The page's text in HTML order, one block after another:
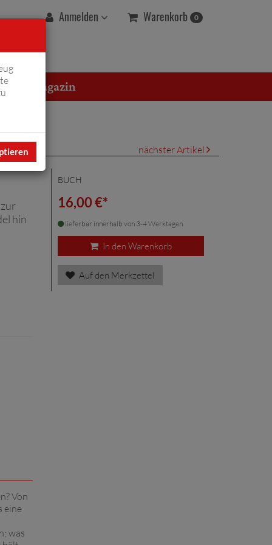
Anmelden Warenkorb 0
Magazin
nächster Artikel
hin
BUCH
16,00 €*
lieferbar innerhalb von 3-4 Werktagen
In den Warenkorb
Auf den Merkzettel
Von
eine
was